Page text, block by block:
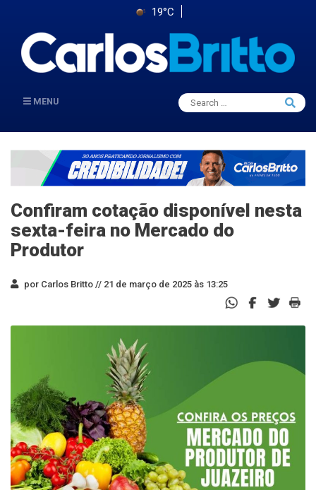
19°C
MENU
Search
for:
Search
Confiram cotação disponível nesta
sexta-feira no Mercado do
Produtor
por Carlos Britto // 21 de março de 2025 às 13:25